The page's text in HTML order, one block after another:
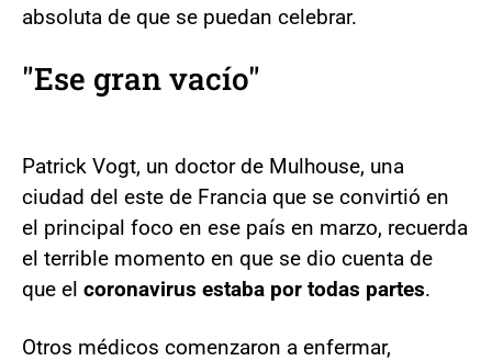
absoluta de que se puedan celebrar.
"Ese gran vacío"
Patrick Vogt, un doctor de Mulhouse, una
ciudad del este de Francia que se convirtió en
el principal foco en ese país en marzo, recuerda
el terrible momento en que se dio cuenta de
que el coronavirus estaba por todas partes.
Otros médicos comenzaron a enfermar,